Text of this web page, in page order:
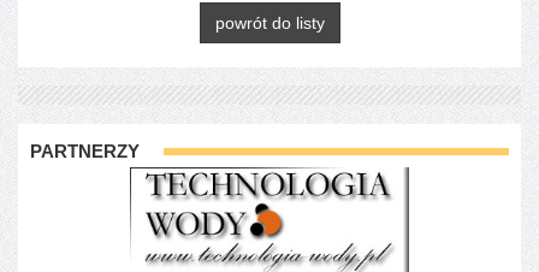
powrót do listy
PARTNERZY